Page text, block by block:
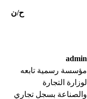
ح/ن
admin
مؤسسة رسمية تابعه
لوزارة التجارة
والصناعة بسجل تجاري